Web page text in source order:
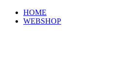
HOME
WEBSHOP